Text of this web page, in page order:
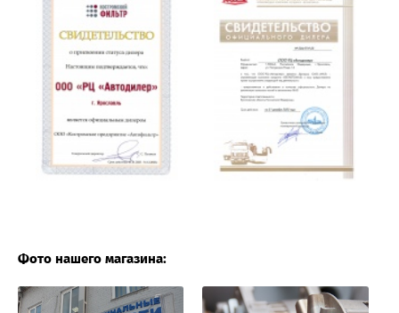
Фото нашего магазина: